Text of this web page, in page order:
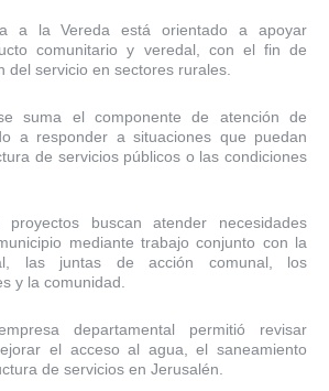
a la Vereda está orientado a apoyar
comunitario y veredal, con el fin de
del servicio en sectores rurales.
suma el componente de atención de
a responder a situaciones que puedan
de servicios públicos o las condiciones
buscan atender necesidades
mediante trabajo conjunto con la
las juntas de acción comunal, los
y la comunidad.
departamental permitió revisar
el acceso al agua, el saneamiento
de servicios en Jerusalén.